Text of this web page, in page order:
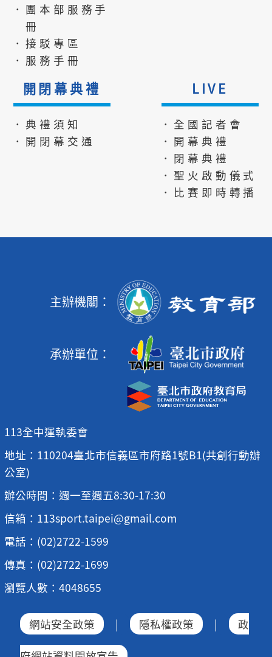
．團本部服務手
冊
．接駁專區
．服務手冊
開閉幕典禮
．典禮須知
．開閉幕交通
LIVE
．全國記者會
．開幕典禮
．閉幕典禮
．聖火啟動儀式
．比賽即時轉播
主辦機關：
承辦單位：
113全中運執委會
地址：110204臺北市信義區市府路1號B1(共創行動辦
公室)
辦公時間：週一至週五8:30-17:30
信箱：113sport.taipei@gmail.com
電話：(02)2722-1599
傳真：(02)2722-1699
瀏覽人數：4048655
網站安全政策 | 隱私權政策 | 政